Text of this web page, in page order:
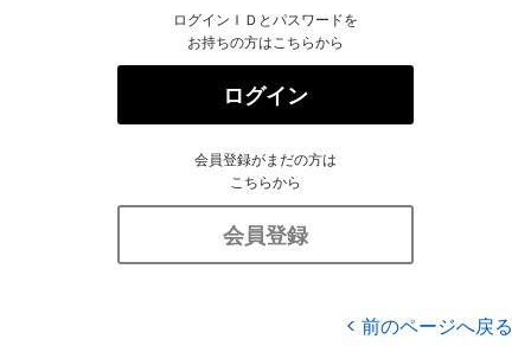
ログインＩＤとパスワードを
お持ちの方はこちらから
ログイン
会員登録がまだの方は
こちらから
会員登録
前のページへ戻る